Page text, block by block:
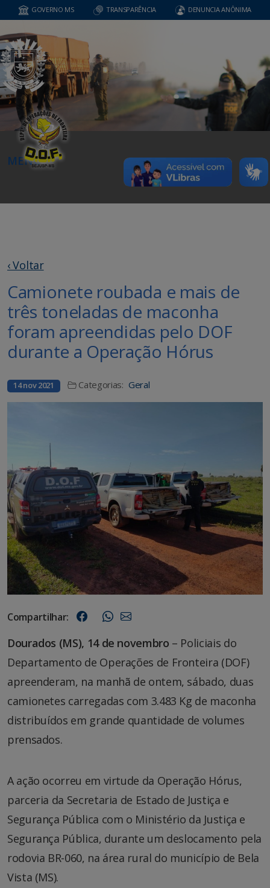
GOVERNO MS TRANSPARÊNCIA DENUNCIA ANÔNIMA
MENU
‹ Voltar
Camionete roubada e mais de
três toneladas de maconha
foram apreendidas pelo DOF
durante a Operação Hórus
14 nov 2021 Categorias: Geral
Compartilhar:
Dourados (MS), 14 de novembro – Policiais do
Departamento de Operações de Fronteira (DOF)
apreenderam, na manhã de ontem, sábado, duas
camionetes carregadas com 3.483 Kg de maconha
distribuídos em grande quantidade de volumes
prensados.
A ação ocorreu em virtude da Operação Hórus,
parceria da Secretaria de Estado de Justiça e
Segurança Pública com o Ministério da Justiça e
Segurança Pública, durante um deslocamento pela
rodovia BR-060, na área rural do município de Bela
Vista (MS).